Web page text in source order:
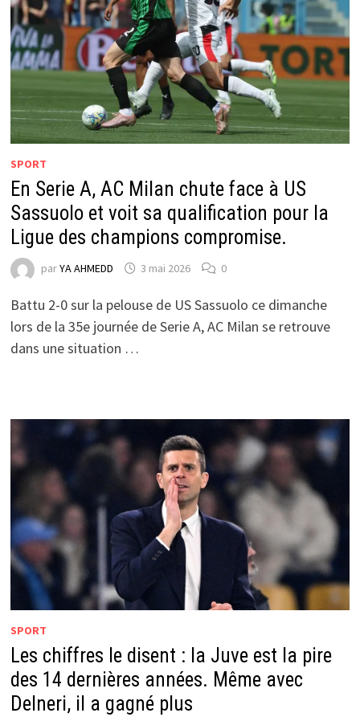
SPORT
En Serie A, AC Milan chute face à US
Sassuolo et voit sa qualification pour la
Ligue des champions compromise.
parYA AHMEDD 3 mai 2026 0
Battu 2-0 sur la pelouse de US Sassuolo ce dimanche
lors de la 35e journée de Serie A, AC Milan se retrouve
dans une situation …
SPORT
Les chiffres le disent : la Juve est la pire
des 14 dernières années. Même avec
Delneri, il a gagné plus